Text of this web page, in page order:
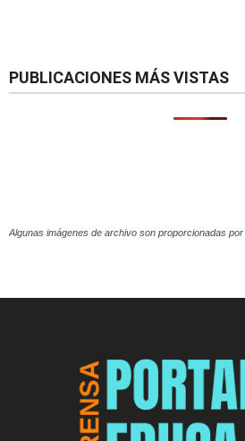
PUBLICACIONES MÁS VISTAS
Algunas imágenes de archivo son proporcionadas por